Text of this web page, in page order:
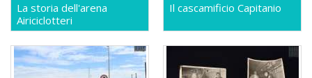
La storia dell'arena
Airiciclotteri
Il cascamificio Capitanio